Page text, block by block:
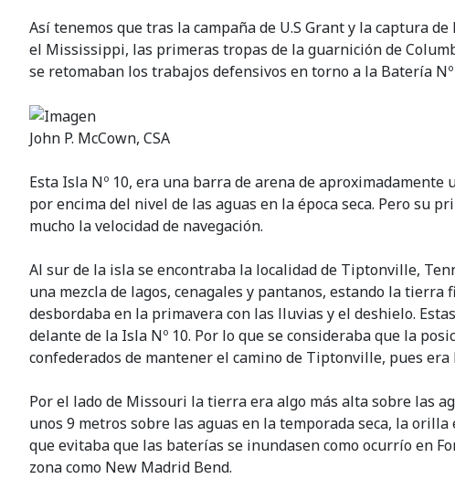
Así tenemos que tras la campaña de U.S Grant y la captura
el Mississippi, las primeras tropas de la guarnición de
se retomaban los trabajos defensivos en torno a la Batería
John P. McCown, CSA
Esta Isla Nº 10, era una barra de arena de
por encima del nivel de las aguas en la época seca. Pero su
mucho la velocidad de navegación.
Al sur de la isla se encontraba la localidad de Tiptonville,
una mezcla de lagos, cenagales y pantanos, estando la
desbordaba en la primavera con las lluvias y el deshielo.
delante de la Isla Nº 10. Por lo que se consideraba que la
confederados de mantener el camino de Tiptonville, pues era
Por el lado de Missouri la tierra era algo más alta sobre las
unos 9 metros sobre las aguas en la temporada seca, la
que evitaba que las baterías se inundasen como ocurrío en
zona como New Madrid Bend.